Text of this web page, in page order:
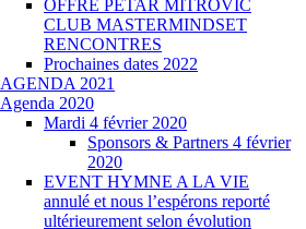
OFFRE PETAR MITROVIC
CLUB MASTERMINDSET
RENCONTRES
Prochaines dates 2022
AGENDA 2021
Agenda 2020
Mardi 4 février 2020
Sponsors & Partners 4 février
2020
EVENT HYMNE A LA VIE
annulé et nous l’espérons reporté
ultérieurement selon évolution